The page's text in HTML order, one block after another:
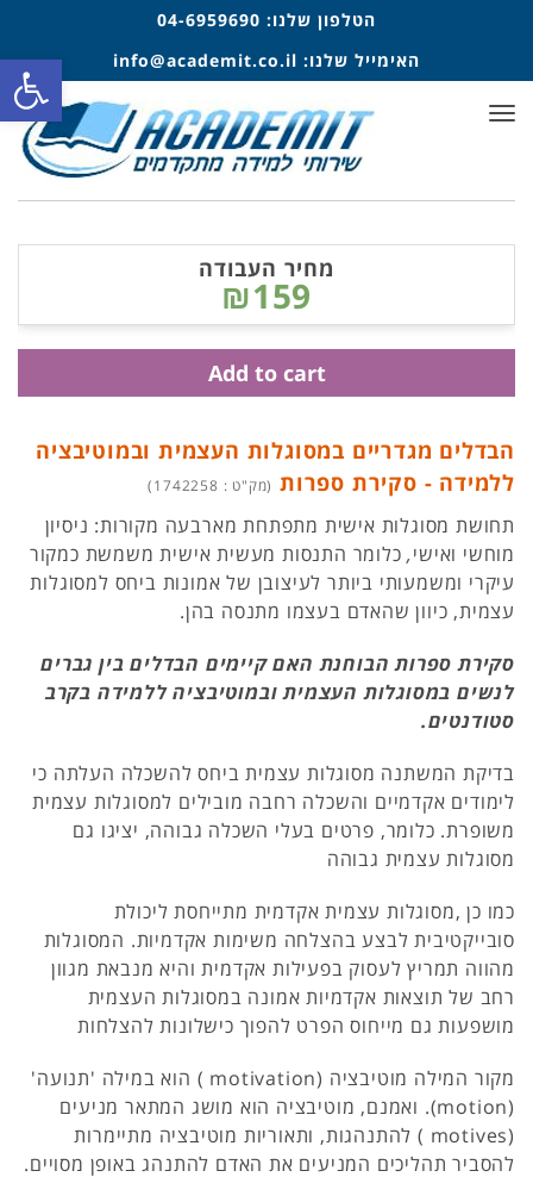
הטלפון שלנו: 04-6959690
האימייל שלנו: info@academit.co.il
תפריט
הבדלים מגדריים במסוגלות העצמית ובמוטיבציה
ללמידה - סקירת ספרות (מק"ט : 1742258)
תחושת מסוגלות אישית מתפתחת מארבעה מקורות: ניסיון
מוחשי ואישי,כלומר התנסות מעשית אישית משמשת כמקור
עיקרי ומשמעותי ביותר לעיצובן של אמונות ביחס למסוגלות
עצמית, כיוון שהאדם בעצמו מתנסה בהן.
סקירת ספרות הבוחנת האם קיימים הבדלים בין גברים
לנשים במסוגלות העצמית ובמוטיבציה ללמידה בקרב
סטודנטים.
בדיקת המשתנה מסוגלות עצמית ביחס להשכלה העלתה כי
לימודים אקדמיים והשכלה רחבה מובילים למסוגלות עצמית
משופרת. כלומר, פרטים בעלי השכלה גבוהה, יציגו גם
מסוגלות עצמית גבוהה
כמו כן ,מסוגלות עצמית אקדמית מתייחסת ליכולת
סובייקטיבית לבצע בהצלחה משימות אקדמיות. המסוגלות
מהווה תמריץ לעסוק בפעילות אקדמית והיא מנבאת מגוון
רחב של תוצאות אקדמיות אמונה במסוגלות העצמית
מושפעות גם מייחוס הפרט להפוך כישלונות להצלחות
מקור המילה מוטיבציה (motivation ) הוא במילה 'תנועה'
(motion). ואמנם, מוטיבציה הוא מושג המתאר מניעים
(motives ) להתנהגות, ותאוריות מוטיבציה מתיימרות
להסביר תהליכים המניעים את האדם להתנהג באופן מסויים.
מחיר העבודה
₪159
Add to cart
פתח